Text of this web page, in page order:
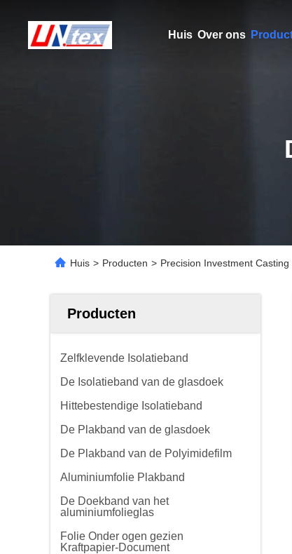
Huis Over ons
Huis > Producten > Precision Investment
Producten
Zelfklevende Isolatieband
De Isolatieband van de glasdoek
Hittebestendige Isolatieband
De Plakband van de glasdoek
De Plakband van de Polyimidefilm
Aluminiumfolie Plakband
De Doekband van het
aluminiumfolieglas
Folie Onder ogen gezien
Kraftpapier-Document